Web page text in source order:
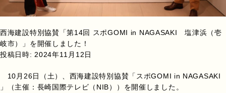
西海建設特別協賛「第14回 スポGOMI in NAGASAKI 塩津浜（壱
岐市）」を開催しました！
投稿日時: 2024年11月12日
10月26日（土）、西海建設特別協賛「スポGOMI in NAGASAKI
」（主催：長崎国際テレビ（NIB））を開催しました。